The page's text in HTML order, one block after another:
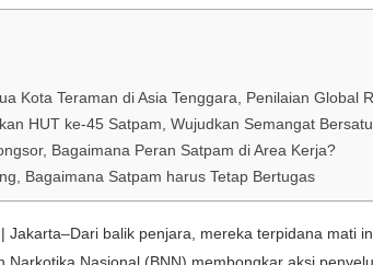
Kota Teraman di Asia Tenggara, Penilaian Global
HUT ke-45 Satpam, Wujudkan Semangat
Bagaimana Peran Satpam di Area Kerja?
Bagaimana Satpam harus Tetap Bertugas
Jakarta–Dari balik penjara, mereka terpidana mati